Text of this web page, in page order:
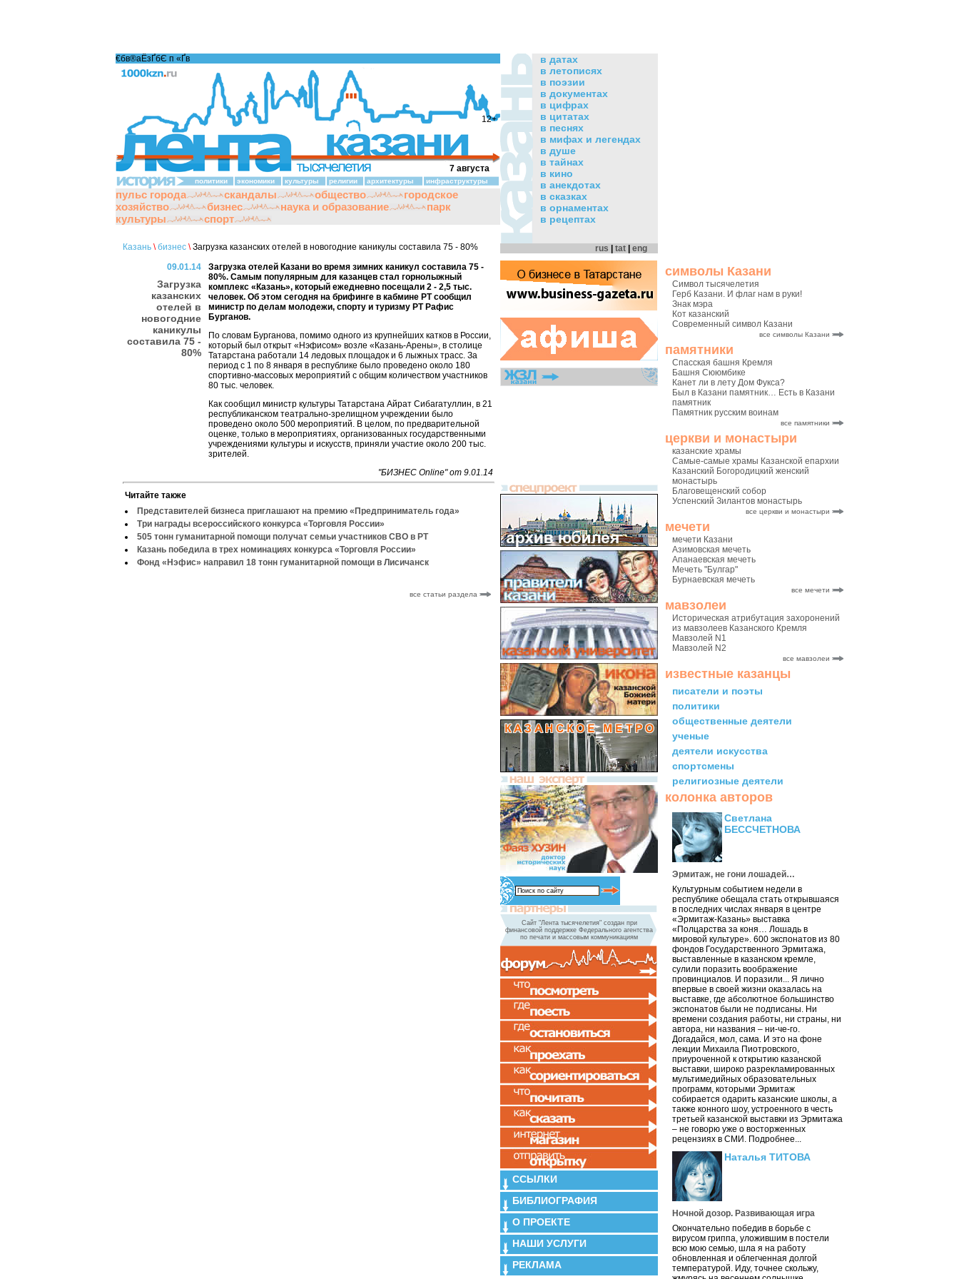
символы Казани
Символ тысячелетия
Герб Казани. И флаг нам в руки!
Знак мэра
Кот казанский
Современный символ Казани
все символы Казани
памятники
Спасская башня Кремля
Башня Сююмбике
Канет ли в лету Дом Фукса?
Был в Казани памятник… Есть в Казани
памятник
Памятник русским воинам
все памятники
церкви и монастыри
казанские храмы
Самые-самые храмы Казанской епархии
Казанский Богородицкий женский
монастырь
Благовещенский собор
Успенский Зилантов монастырь
все церкви и монастыри
мечети
мечети Казани
Азимовская мечеть
Апанаевская мечеть
Мечеть "Булгар"
Бурнаевская мечеть
все мечети
мавзолеи
Историческая атрибутация захоронений
из мавзолеев Казанского Кремля
Мавзолей N1
Мавзолей N2
все мавзолеи
известные казанцы
писатели и поэты
политики
общественные деятели
ученые
деятели искусства
спортсмены
религиозные деятели
колонка авторов
Светлана
БЕССЧЕТНОВА
Эрмитаж, не гони лошадей…
Культурным событием недели в
республике обещала стать открывшаяся
в последних числах января в центре
«Эрмитаж-Казань» выставка
«Полцарства за коня… Лошадь в
мировой культуре». 600 экспонатов из 80
фондов Государственного Эрмитажа,
выставленные в казанском кремле,
сулили поразить воображение
провинциалов. И поразили... Я лично
впервые в своей жизни оказалась на
выставке, где абсолютное большинство
экспонатов были не подписаны. Ни
времени создания работы, ни страны, ни
автора, ни названия – ни-че-го.
Догадайся, мол, сама. И это на фоне
лекции Михаила Пиотровского,
приуроченной к открытию казанской
выставки, широко разрекламированных
мультимедийных образовательных
программ, которыми Эрмитаж
собирается одарить казанские школы, а
также конного шоу, устроенного в честь
третьей казанской выставки из Эрмитажа
– не говорю уже о восторженных
рецензиях в СМИ. Подробнее...
Наталья ТИТОВА
Ночной дозор. Развивающая игра
Окончательно победив в борьбе с
вирусом гриппа, уложившим в постели
всю мою семью, шла я на работу
обновленная и облегченная долгой
температурой. Иду, точнее скольжу,
12+
€бв®аЁзҐбЄ п «Ґ­в
7 августа
политики экономики культуры религии архитектуры инфраструктуры
пульс города скандалы общество
городское
хозяйство
бизнес наука и образование
парк
культуры
спорт
Казань \ бизнес \Загрузка казанских отелей в новогодние каникулы составила 75 - 80%
09.01.14
Загрузка
казанских
отелей в
новогодние
каникулы
составила 75 -
80%
Загрузка отелей Казани во время зимних каникул составила 75 -
80%. Самым популярным для казанцев стал горнолыжный
комплекс «Казань», который ежедневно посещали 2 - 2,5 тыс.
человек. Об этом сегодня на брифинге в кабмине РТ сообщил
министр по делам молодежи, спорту и туризму РТ Рафис
Бурганов.
По словам Бурганова, помимо одного из крупнейших катков в России,
который был открыт «Нэфисом» возле «Казань-Арены», в столице
Татарстана работали 14 ледовых площадок и 6 лыжных трасс. За
период с 1 по 8 января в республике было проведено около 180
спортивно-массовых мероприятий с общим количеством участников
80 тыс. человек.
Как сообщил министр культуры Татарстана Айрат Сибагатуллин, в 21
республиканском театрально-зрелищном учреждении было
проведено около 500 мероприятий. В целом, по предварительной
оценке, только в мероприятиях, организованных государственными
учреждениями культуры и искусств, приняли участие около 200 тыс.
зрителей.
"БИЗНЕС Online" от 9.01.14
Читайте также
Представителей бизнеса приглашают на премию «Предприниматель года»
Три награды всероссийского конкурса «Торговля России»
505 тонн гуманитарной помощи получат семьи участников СВО в РТ
Казань победила в трех номинациях конкурса «Торговля России»
Фонд «Нэфис» направил 18 тонн гуманитарной помощи в Лисичанск
все статьи раздела
в датах
в летописях
в поэзии
в документах
в цифрах
в цитатах
в песнях
в мифах и легендах
в душе
в тайнах
в кино
в анекдотах
в сказках
в орнаментах
в рецептах
rus tat eng
Сайт "Лента тысячелетия" создан при
финансовой поддержке Федерального агентства
по печати и массовым коммуникациям
ССЫЛКИ
БИБЛИОГРАФИЯ
О ПРОЕКТЕ
НАШИ УСЛУГИ
РЕКЛАМА